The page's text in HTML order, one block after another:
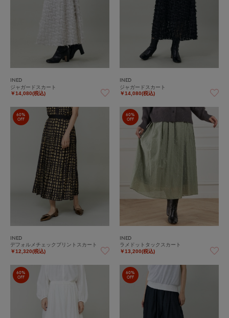
INED
ジャガードスカート
￥14,080(税込)
INED
ジャガードスカート
￥14,080(税込)
60%
OFF
INED
デフォルメチェックプリントスカート
￥12,320(税込)
60%
OFF
INED
ラメドットタックスカート
￥13,200(税込)
60%
OFF
60%
OFF